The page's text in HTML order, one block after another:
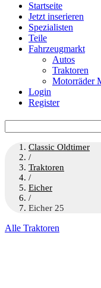
Startseite
Jetzt inserieren
Spezialisten
Teile
Fahrzeugmarkt
Autos
Traktoren
Motorräder
Login
Register
nach:
Classic Oldtimer
/
Traktoren
/
Eicher
/
Eicher 25
Alle Traktoren